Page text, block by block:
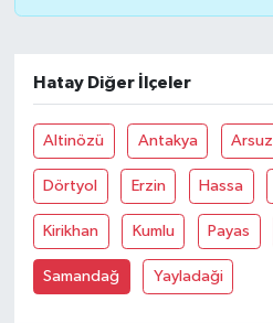
Hatay Diğer İlçeler
Altinözü Antakya Arsuz
Dörtyol Erzin Hassa
Kirikhan Kumlu Payas
Samandağ Yayladaği